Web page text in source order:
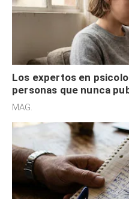
Los expertos en
personas que nunca
redes sociales no
MAG.